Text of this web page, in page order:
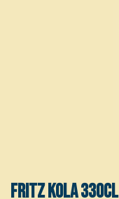
Fritz Kola 330cl